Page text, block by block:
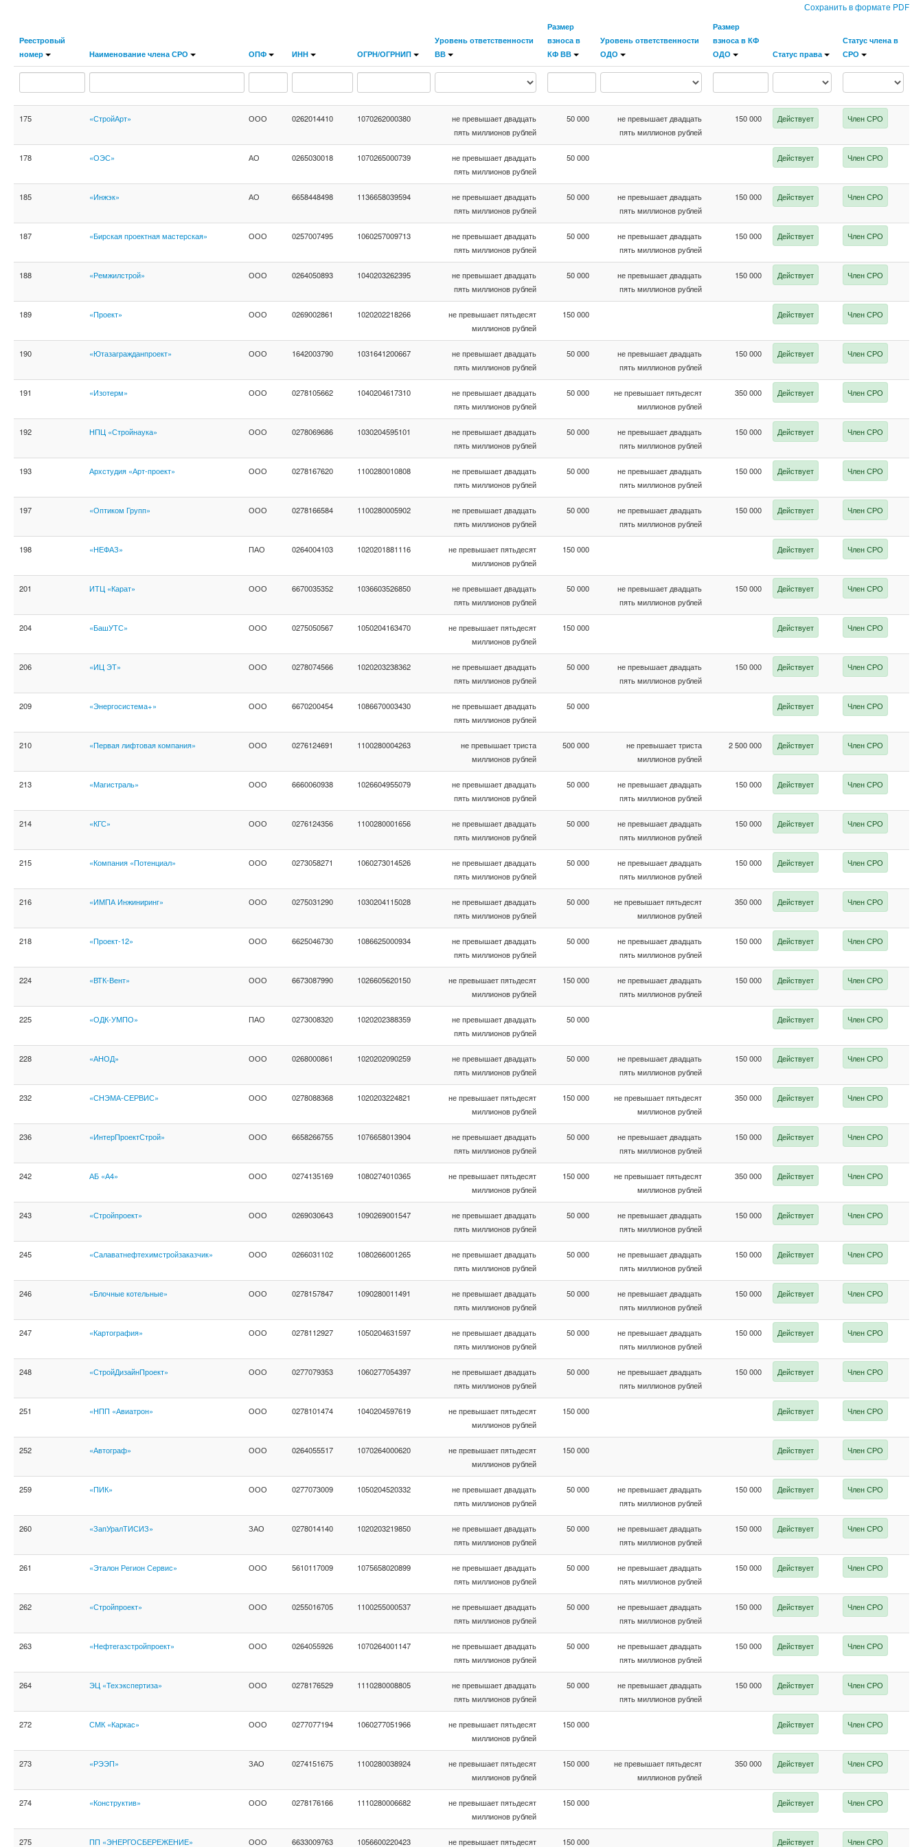
Сохранить в формате PDF
Реестровый
номер
Наименование члена СРО ОПФ ИНН ОГРН/ОГРНИП
Уровень ответственности
ВВ
Размер
взноса в
КФ ВВ
Уровень ответственности
ОДО
Размер
взноса в КФ
ОДО
Статус права
Статус члена в
СРО
175 «СтройАрт» ООО 0262014410 1070262000380
не превышает двадцать
пять миллионов рублей
50 000
не превышает двадцать
пять миллионов рублей
150 000 Действует Член СРО
178 «ОЭС» АО 0265030018 1070265000739
не превышает двадцать
пять миллионов рублей
50 000 Действует Член СРО
185 «Инжэк» АО 6658448498 1136658039594
не превышает двадцать
пять миллионов рублей
50 000
не превышает двадцать
пять миллионов рублей
150 000 Действует Член СРО
187 «Бирская проектная мастерская» ООО 0257007495 1060257009713
не превышает двадцать
пять миллионов рублей
50 000
не превышает двадцать
пять миллионов рублей
150 000 Действует Член СРО
188 «Ремжилстрой» ООО 0264050893 1040203262395
не превышает двадцать
пять миллионов рублей
50 000
не превышает двадцать
пять миллионов рублей
150 000 Действует Член СРО
189 «Проект» ООО 0269002861 1020202218266
не превышает пятьдесят
миллионов рублей
150 000 Действует Член СРО
190 «Ютазагражданпроект» ООО 1642003790 1031641200667
не превышает двадцать
пять миллионов рублей
50 000
не превышает двадцать
пять миллионов рублей
150 000 Действует Член СРО
191 «Изотерм» ООО 0278105662 1040204617310
не превышает двадцать
пять миллионов рублей
50 000
не превышает пятьдесят
миллионов рублей
350 000 Действует Член СРО
192 НПЦ «Стройнаука» ООО 0278069686 1030204595101
не превышает двадцать
пять миллионов рублей
50 000
не превышает двадцать
пять миллионов рублей
150 000 Действует Член СРО
193 Архстудия «Арт-проект» ООО 0278167620 1100280010808
не превышает двадцать
пять миллионов рублей
50 000
не превышает двадцать
пять миллионов рублей
150 000 Действует Член СРО
197 «Оптиком Групп» ООО 0278166584 1100280005902
не превышает двадцать
пять миллионов рублей
50 000
не превышает двадцать
пять миллионов рублей
150 000 Действует Член СРО
198 «НЕФАЗ» ПАО 0264004103 1020201881116
не превышает пятьдесят
миллионов рублей
150 000 Действует Член СРО
201 ИТЦ «Карат» ООО 6670035352 1036603526850
не превышает двадцать
пять миллионов рублей
50 000
не превышает двадцать
пять миллионов рублей
150 000 Действует Член СРО
204 «БашУТС» ООО 0275050567 1050204163470
не превышает пятьдесят
миллионов рублей
150 000 Действует Член СРО
206 «ИЦ ЭТ» ООО 0278074566 1020203238362
не превышает двадцать
пять миллионов рублей
50 000
не превышает двадцать
пять миллионов рублей
150 000 Действует Член СРО
209 «Энергосистема+» ООО 6670200454 1086670003430
не превышает двадцать
пять миллионов рублей
50 000 Действует Член СРО
210 «Первая лифтовая компания» ООО 0276124691 1100280004263
не превышает триста
миллионов рублей
500 000
не превышает триста
миллионов рублей
2 500 000 Действует Член СРО
213 «Магистраль» ООО 6660060938 1026604955079
не превышает двадцать
пять миллионов рублей
50 000
не превышает двадцать
пять миллионов рублей
150 000 Действует Член СРО
214 «КГС» ООО 0276124356 1100280001656
не превышает двадцать
пять миллионов рублей
50 000
не превышает двадцать
пять миллионов рублей
150 000 Действует Член СРО
215 «Компания «Потенциал» ООО 0273058271 1060273014526
не превышает двадцать
пять миллионов рублей
50 000
не превышает двадцать
пять миллионов рублей
150 000 Действует Член СРО
216 «ИМПА Инжиниринг» ООО 0275031290 1030204115028
не превышает двадцать
пять миллионов рублей
50 000
не превышает пятьдесят
миллионов рублей
350 000 Действует Член СРО
218 «Проект-12» ООО 6625046730 1086625000934
не превышает двадцать
пять миллионов рублей
50 000
не превышает двадцать
пять миллионов рублей
150 000 Действует Член СРО
224 «ВТК-Вент» ООО 6673087990 1026605620150
не превышает пятьдесят
миллионов рублей
150 000
не превышает двадцать
пять миллионов рублей
150 000 Действует Член СРО
225 «ОДК-УМПО» ПАО 0273008320 1020202388359
не превышает двадцать
пять миллионов рублей
50 000 Действует Член СРО
228 «АНОД» ООО 0268000861 1020202090259
не превышает двадцать
пять миллионов рублей
50 000
не превышает двадцать
пять миллионов рублей
150 000 Действует Член СРО
232 «СНЭМА-СЕРВИС» ООО 0278088368 1020203224821
не превышает пятьдесят
миллионов рублей
150 000
не превышает пятьдесят
миллионов рублей
350 000 Действует Член СРО
236 «ИнтерПроектСтрой» ООО 6658266755 1076658013904
не превышает двадцать
пять миллионов рублей
50 000
не превышает двадцать
пять миллионов рублей
150 000 Действует Член СРО
242 АБ «А4» ООО 0274135169 1080274010365
не превышает пятьдесят
миллионов рублей
150 000
не превышает пятьдесят
миллионов рублей
350 000 Действует Член СРО
243 «Стройпроект» ООО 0269030643 1090269001547
не превышает двадцать
пять миллионов рублей
50 000
не превышает двадцать
пять миллионов рублей
150 000 Действует Член СРО
245 «Салаватнефтехимстройзаказчик» ООО 0266031102 1080266001265
не превышает двадцать
пять миллионов рублей
50 000
не превышает двадцать
пять миллионов рублей
150 000 Действует Член СРО
246 «Блочные котельные» ООО 0278157847 1090280011491
не превышает двадцать
пять миллионов рублей
50 000
не превышает двадцать
пять миллионов рублей
150 000 Действует Член СРО
247 «Картография» ООО 0278112927 1050204631597
не превышает двадцать
пять миллионов рублей
50 000
не превышает двадцать
пять миллионов рублей
150 000 Действует Член СРО
248 «СтройДизайнПроект» ООО 0277079353 1060277054397
не превышает двадцать
пять миллионов рублей
50 000
не превышает двадцать
пять миллионов рублей
150 000 Действует Член СРО
251 «НПП «Авиатрон» ООО 0278101474 1040204597619
не превышает пятьдесят
миллионов рублей
150 000 Действует Член СРО
252 «Автограф» ООО 0264055517 1070264000620
не превышает пятьдесят
миллионов рублей
150 000 Действует Член СРО
259 «ПИК» ООО 0277073009 1050204520332
не превышает двадцать
пять миллионов рублей
50 000
не превышает двадцать
пять миллионов рублей
150 000 Действует Член СРО
260 «ЗапУралТИСИЗ» ЗАО 0278014140 1020203219850
не превышает двадцать
пять миллионов рублей
50 000
не превышает двадцать
пять миллионов рублей
150 000 Действует Член СРО
261 «Эталон Регион Сервис» ООО 5610117009 1075658020899
не превышает двадцать
пять миллионов рублей
50 000
не превышает двадцать
пять миллионов рублей
150 000 Действует Член СРО
262 «Стройпроект» ООО 0255016705 1100255000537
не превышает двадцать
пять миллионов рублей
50 000
не превышает двадцать
пять миллионов рублей
150 000 Действует Член СРО
263 «Нефтегазстройпроект» ООО 0264055926 1070264001147
не превышает двадцать
пять миллионов рублей
50 000
не превышает двадцать
пять миллионов рублей
150 000 Действует Член СРО
264 ЭЦ «Техэкспертиза» ООО 0278176529 1110280008805
не превышает двадцать
пять миллионов рублей
50 000
не превышает двадцать
пять миллионов рублей
150 000 Действует Член СРО
272 СМК «Каркас» ООО 0277077194 1060277051966
не превышает пятьдесят
миллионов рублей
150 000 Действует Член СРО
273 «РЭЭП» ЗАО 0274151675 1100280038924
не превышает пятьдесят
миллионов рублей
150 000
не превышает пятьдесят
миллионов рублей
350 000 Действует Член СРО
274 «Конструктив» ООО 0278176166 1110280006682
не превышает пятьдесят
миллионов рублей
150 000 Действует Член СРО
275 ПП «ЭНЕРГОСБЕРЕЖЕНИЕ» ООО 6633009763 1056600220423 не превышает пятьдесят 150 000 Действует Член СРО